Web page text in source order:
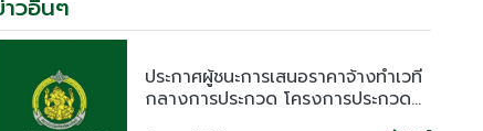
าวอื่นๆ
ประกาศผู้ชนะการเสนอราคาจ้างทำเวที
กลางการประกวด โครงการประกวด...